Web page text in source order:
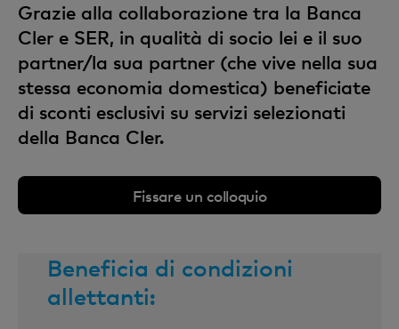
Grazie alla collaborazione tra la Banca
Cler e SER, in qualità di socio lei e il suo
partner/la sua partner (che vive nella sua
stessa economia domestica) beneficiate
di sconti esclusivi su servizi selezionati
della Banca Cler.
Fissare un colloquio
Beneficia di condizioni
allettanti: